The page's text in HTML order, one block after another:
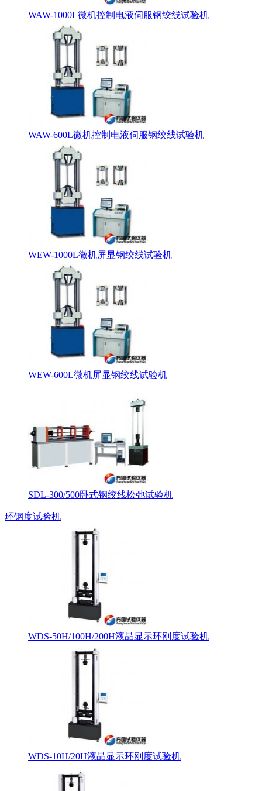
WAW-1000L微机控制电液伺服钢绞线试验机
WAW-600L微机控制电液伺服钢绞线试验机
WEW-1000L微机屏显钢绞线试验机
WEW-600L微机屏显钢绞线试验机
SDL-300/500卧式钢绞线松弛试验机
环钢度试验机
WDS-50H/100H/200H液晶显示环刚度试验机
WDS-10H/20H液晶显示环刚度试验机